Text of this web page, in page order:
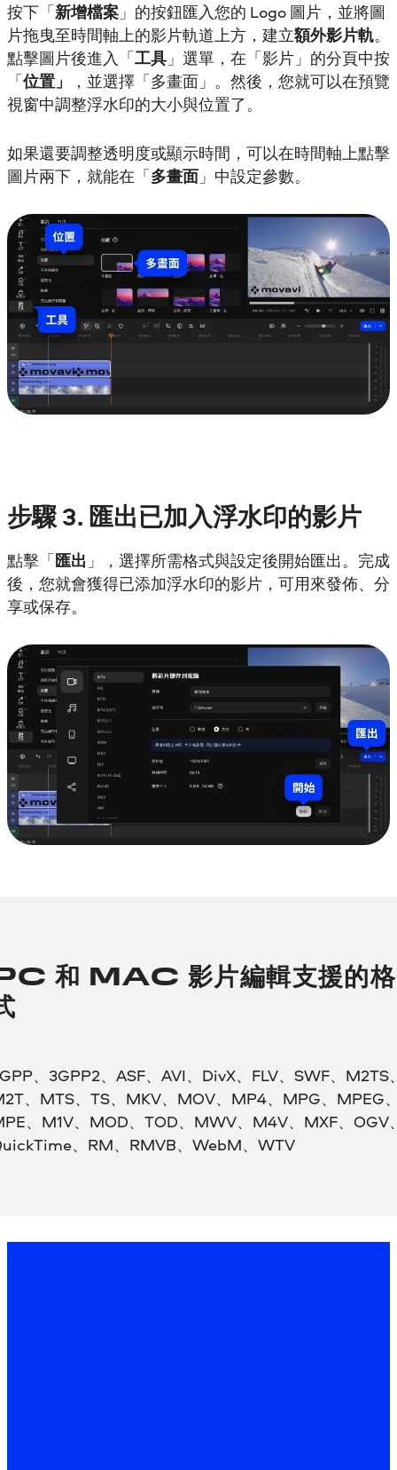
按下「新增檔案 」的按鈕匯入您的 Logo 圖片，並將圖
片拖曳至時間軸上的影片軌道上方，建立額外影片軌。
點擊圖片後進入「工具 」選單，在「影片」的分頁中按
「位置」
，並選擇「多畫面」。然後，您就可以在預覽
視窗中調整浮水印的大小與位置了。
如果還要調整透明度或顯示時間，可以在時間軸上點擊
圖片兩下，就能在「多畫面 」中設定參數。
步驟3. 匯出已加入浮水印的影片
點擊「匯出 」，選擇所需格式與設定後開始匯出。完成
後，您就會獲得已添加浮水印的影片，可用來發佈、分
享或保存。
和 MAC 影片編輯支援的格
、3GPP2、ASF、AVI、DivX、FLV、SWF、M2TS
、MTS、TS、MKV、MOV、MP4、MPG、MPEG
、M1V、MOD、TOD、MWV、M4V、MXF、OGV
、RM、RMVB、WebM、WTV